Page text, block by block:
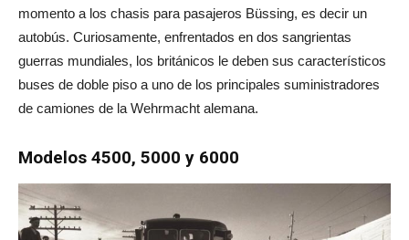
momento a los chasis para pasajeros Büssing, es decir un
autobús. Curiosamente, enfrentados en dos sangrientas
guerras mundiales, los británicos le deben sus característicos
buses de doble piso a uno de los principales suministradores
de camiones de la Wehrmacht alemana.
Modelos 4500, 5000 y 6000